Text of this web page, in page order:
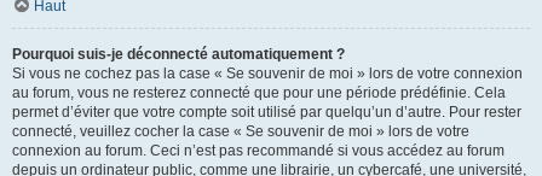
Haut
Pourquoi suis-je déconnecté automatiquement ?
Si vous ne cochez pas la case « Se souvenir de moi » lors de votre connexion
au forum, vous ne resterez connecté que pour une période prédéfinie. Cela
permet d’éviter que votre compte soit utilisé par quelqu’un d’autre. Pour rester
connecté, veuillez cocher la case « Se souvenir de moi » lors de votre
connexion au forum. Ceci n’est pas recommandé si vous accédez au forum
depuis un ordinateur public, comme une librairie, un cybercafé, une université,